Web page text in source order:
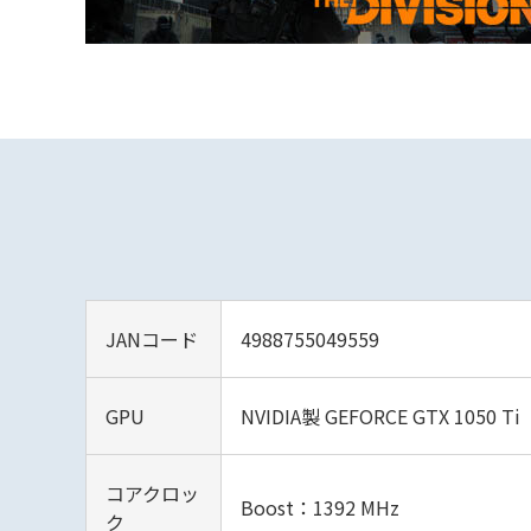
JANコード 4988755049559
GPU NVIDIA製 GEFORCE GTX 1050 Ti
コアクロッ
ク
Boost：1392 MHz